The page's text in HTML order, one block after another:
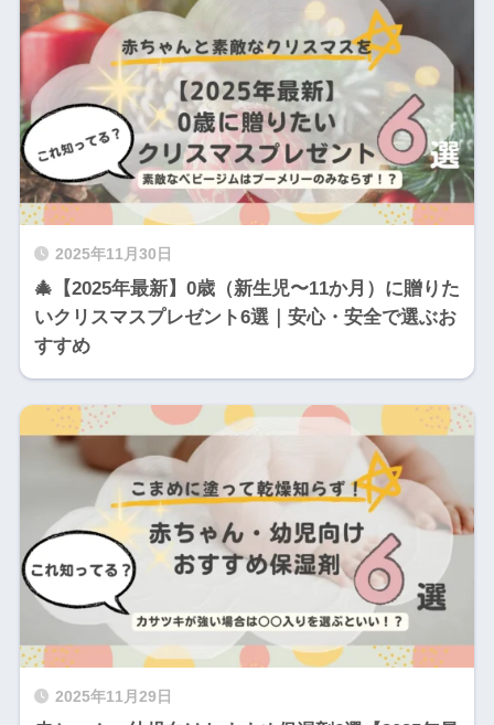
2025年11月30日
🎄【2025年最新】0歳（新生児〜11か月）に贈りた
いクリスマスプレゼント6選｜安心・安全で選ぶお
すすめ
2025年11月29日